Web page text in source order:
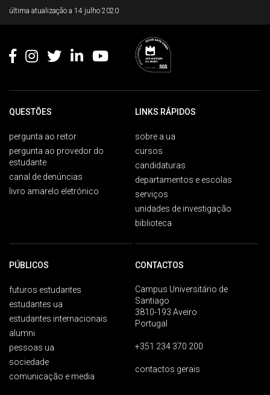
última atualização a 14 julho 2020
QUESTÕES
pergunta ao reitor
pergunta ao provedor do
estudante
canal de denúncias
livro amarelo eletrónico
LINKS RÁPIDOS
sobre a ua
cursos
candidaturas
departamentos e escolas
serviços
unidades de investigação
biblioteca
PÚBLICOS
futuros estudantes
estudantes ua
estudantes internacionais
alumni
pessoas ua
sociedade
comunicação e media
CONTACTOS
Campus Universitário de
Santiago
3810-193 Aveiro
Portugal
+351 234 370 200
contactos gerais